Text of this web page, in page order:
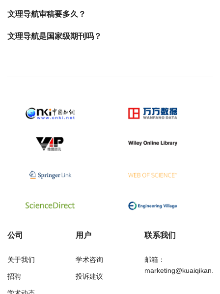
文理导航审稿要多久？
文理导航是国家级期刊吗？
公司
关于我们
招聘
用户
学术咨询
投诉建议
联系我们
邮箱：